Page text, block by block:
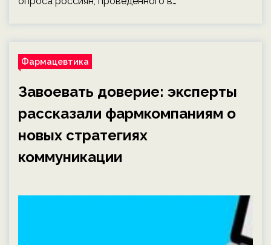
Фармацевтика
Завоевать доверие: эксперты
рассказали фармкомпаниям о
новых стратегиях
коммуникации